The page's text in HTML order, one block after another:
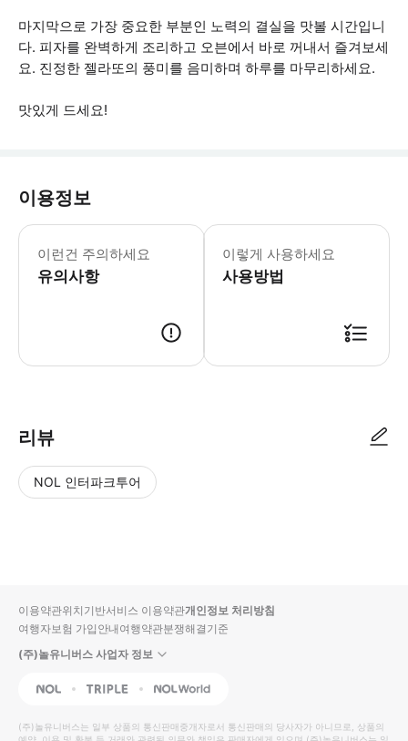
마지막으로 가장 중요한 부분인 노력의 결실을 맛볼 시간입니
다. 피자를 완벽하게 조리하고 오븐에서 바로 꺼내서 즐겨보세
요. 진정한 젤라또의 풍미를 음미하며 하루를 마무리하세요.
맛있게 드세요!
이용정보
이런건 주의하세요
유의사항
음식 과민증이나 알레르기가 있는 경
이렇게 사용하세요
사용방법
리뷰
NOL 인터파크투어
입니
다.
높
동
순
상
이용약관위치기반서비스 이용약관개인정보 처리방침
여행자보험 가입안내여행약관분쟁해결기준
(주)놀유니버스 사업자 정보
NOL Triple Interpark Global
(주)놀유니버스는 일부 상품의 통신판매중개자로서 통신판매의 당사자가 아니므로, 상품의